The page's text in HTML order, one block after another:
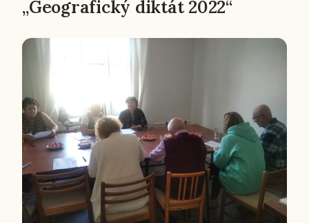
„Geografický diktát 2022“